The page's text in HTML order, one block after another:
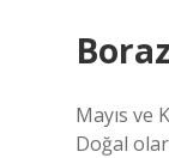
Mayıs ve
Doğal